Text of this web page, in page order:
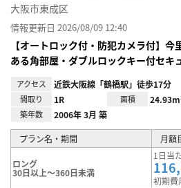
大阪市東成区
情報更新日 2026/08/09 12:40
【オートロック付・防犯カメラ付】
ある角部屋・ダブルロックキー付セキ
アクセス 近鉄大阪線「鶴橋駅」徒歩17分
間取り 1R 面積
築年数 2006年 3月 築
プラン名・期間 月額
ロング
30日以上～360日未満
1日当
初期費